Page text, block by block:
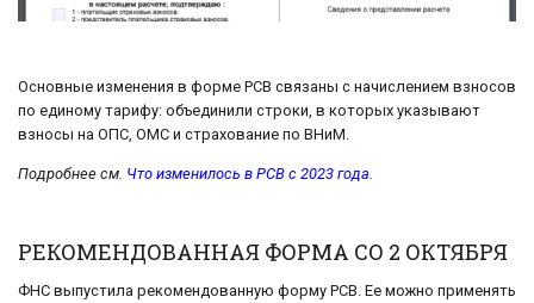
Основные изменения в форме РСВ связаны с начислением взносов
по единому тарифу: объединили строки, в которых указывают
взносы на ОПС, ОМС и страхование по ВНиМ.
Подробнее см. Что изменилось в РСВ с 2023 года
РЕКОМЕНДОВАННАЯ ФОРМА СО 2 ОКТЯБРЯ
ФНС выпустила рекомендованную форму РСВ. Ее можно применять